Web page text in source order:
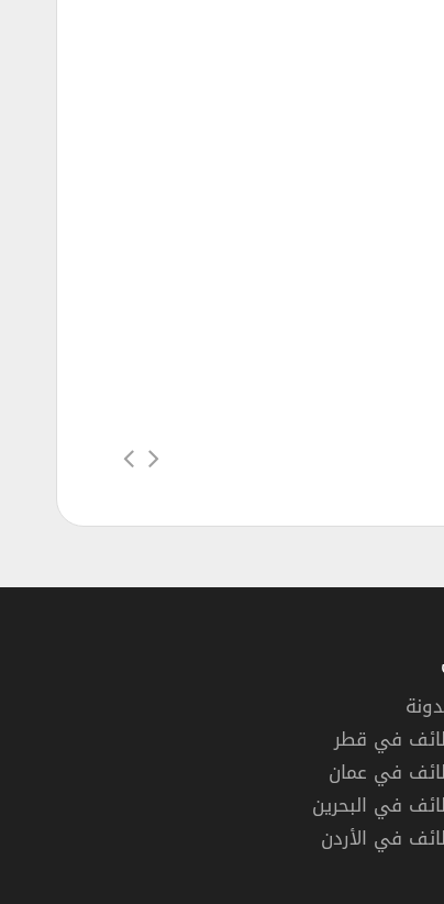
بمصرف أبوظبي الإسلامي
في قطر
في عمان
في البحرين
في الأردن